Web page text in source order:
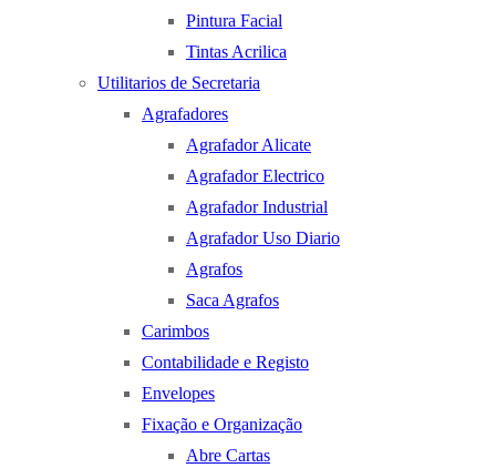
Pintura Facial
Tintas Acrilica
Utilitarios de Secretaria
Agrafadores
Agrafador Alicate
Agrafador Electrico
Agrafador Industrial
Agrafador Uso Diario
Agrafos
Saca Agrafos
Carimbos
Contabilidade e Registo
Envelopes
Fixação e Organização
Abre Cartas